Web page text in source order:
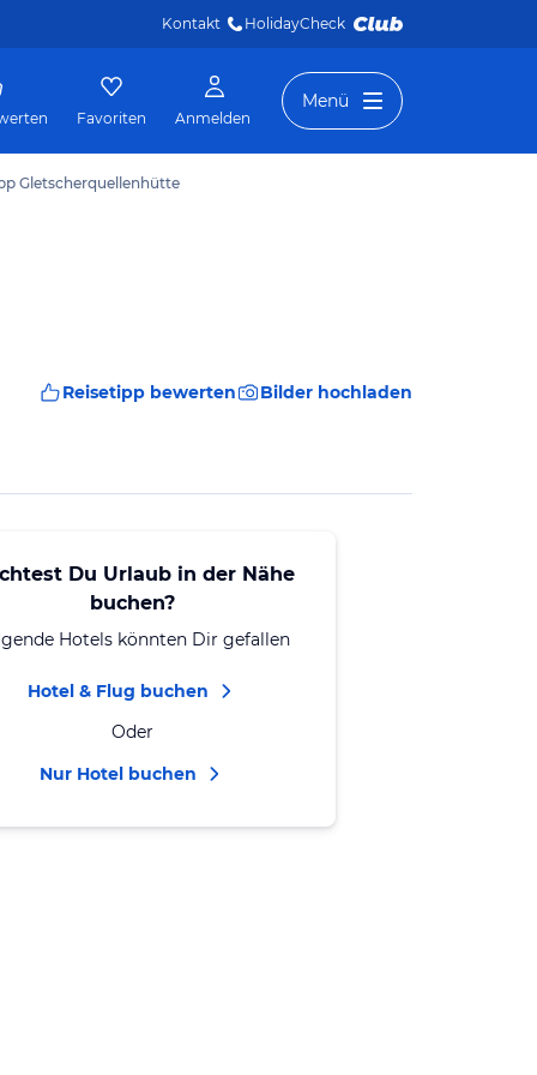
Kontakt HolidayCheck
Favoriten Anmelden
Menü
Gletscherquellenhütte
Reisetipp bewerten Bilder hochladen
Du Urlaub in der Nähe
buchen?
Hotels könnten Dir gefallen
Hotel & Flug buchen
Oder
Nur Hotel buchen